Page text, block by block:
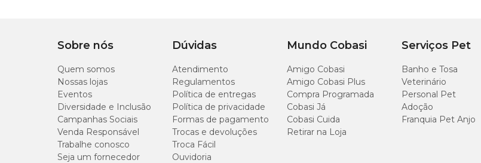
Sobre nós
Quem somos
Nossas lojas
Eventos
Diversidade e Inclusão
Campanhas Sociais
Venda Responsável
Trabalhe conosco
Seja um fornecedor
Dúvidas
Atendimento
Regulamentos
Política de entregas
Política de privacidade
Formas de pagamento
Trocas e devoluções
Troca Fácil
Ouvidoria
Mundo Cobasi
Amigo Cobasi
Amigo Cobasi Plus
Compra Programada
Cobasi Já
Cobasi Cuida
Retirar na Loja
Serviços Pet
Banho e Tosa
Veterinário
Personal Pet
Adoção
Franquia Pet Anjo